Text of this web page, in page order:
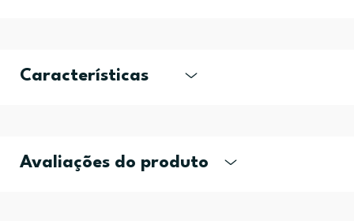
Características
Avaliações do produto